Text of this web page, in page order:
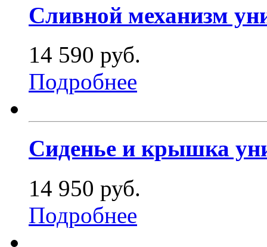
Сливной механизм
14 590 руб.
Подробнее
Сиденье и крышка
14 950 руб.
Подробнее